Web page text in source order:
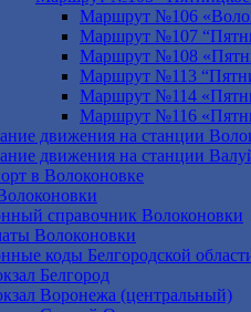
Маршрут №106
Маршрут №107
Маршрут №108
Маршрут №113
Маршрут №114
Маршрут №116
движения на станции
движения на станции
в Волоконовке
справочник Волоконовки
Волоконовки
коды Белгородской
Белгород
Воронежа (центральный)